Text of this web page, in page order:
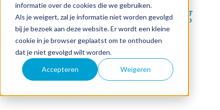
informatie over de cookies die we gebruiken.
Als je weigert, zal je informatie niet worden gevolgd
bij je bezoek aan deze website. Er wordt een kleine
cookie in je browser geplaatst om te onthouden
dat je niet gevolgd wilt worden.
Accepteren Weigeren
Inzicht in GPS-jamming
en -spoofing:
toepassingen, gevolgen
en maatregelen